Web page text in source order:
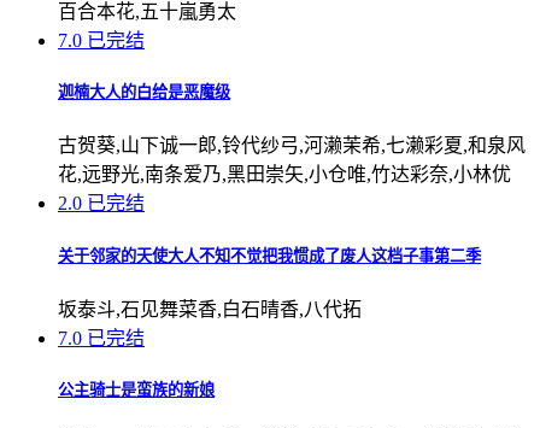
百合本花,五十嵐勇太
7.0 已完结
迦楠大人的白给是恶魔级
古贺葵,山下诚一郎,铃代纱弓,河濑茉希,七濑彩夏,和泉风
花,远野光,南条爱乃,黑田崇矢,小仓唯,竹达彩奈,小林优
2.0 已完结
关于邻家的天使大人不知不觉把我惯成了废人这档子事第二季
坂泰斗,石见舞菜香,白石晴香,八代拓
7.0 已完结
公主骑士是蛮族的新娘